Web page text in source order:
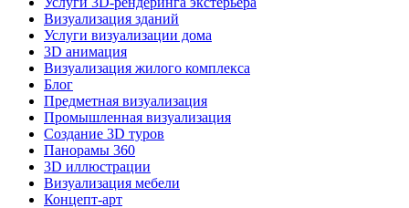
Визуализация зданий
Услуги визуализации дома
3D анимация
Визуализация жилого комплекса
Блог
Предметная визуализация
Промышленная визуализация
Создание 3D туров
Панорамы 360
3D иллюстрации
Визуализация мебели
Концепт-арт